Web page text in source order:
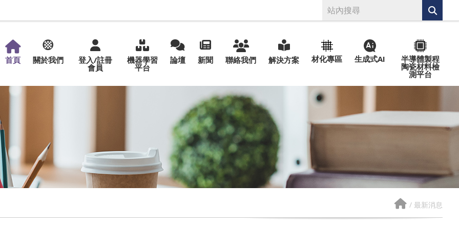
首頁 關於我們 登入/註冊
會員
機器學習
平台
論壇 新聞 聯絡我們 解決方案 材化專區 生成式AI 半導體製程
陶瓷材料檢
測平台
/ 最新消息